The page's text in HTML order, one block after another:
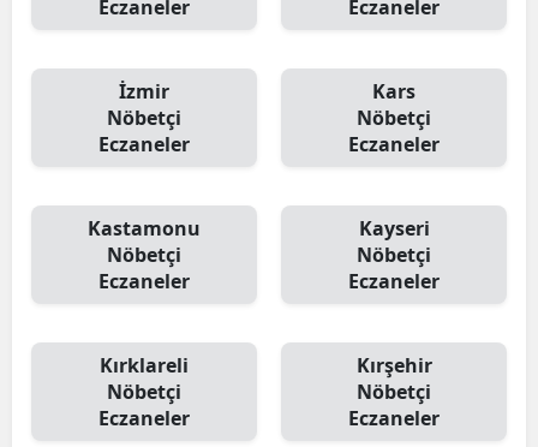
Eczaneler
Eczaneler
İzmir
Nöbetçi
Eczaneler
Kars
Nöbetçi
Eczaneler
Kastamonu
Nöbetçi
Eczaneler
Kayseri
Nöbetçi
Eczaneler
Kırklareli
Nöbetçi
Eczaneler
Kırşehir
Nöbetçi
Eczaneler